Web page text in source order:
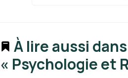
À lire aussi dans
« Psychologie et